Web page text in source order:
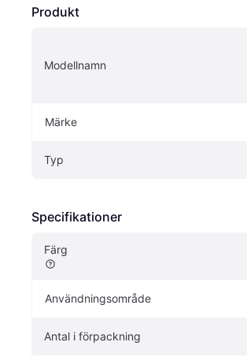
Produkt
Modellnamn
Märke
Typ
Specifikationer
Färg
Användningsområde
Antal i förpackning